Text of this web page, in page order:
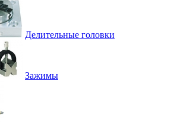
Делительные головки
Зажимы